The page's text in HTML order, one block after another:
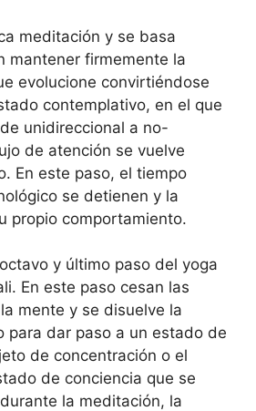
meditación y se basa
mantener firmemente la
evolucione convirtiéndose
contemplativo, en el que
unidireccional a no-
de atención se vuelve
En este paso, el tiempo
se detienen y la
propio comportamiento.
y último paso del yoga
En este paso cesan las
mente y se disuelve la
para dar paso a un estado de
de concentración o el
de conciencia que se
la meditación, la